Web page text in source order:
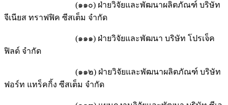
(๑๑๐) ฝ่ายวิจัยและพัฒนาผลิตภัณฑ์ บริษัท
จีเนียส ทราฟฟิค ซีสเต็ม จำกัด
(๑๑๑) ฝ่ายวิจัยและพัฒนา บริษัท โปรเจ็ค
ฟิลด์ จำกัด
(๑๑๒) ฝ่ายวิจัยและพัฒนาผลิตภัณฑ์ บริษัท
ฟอร์ท แทร็คกิ้ง ซีสเต็ม จำกัด